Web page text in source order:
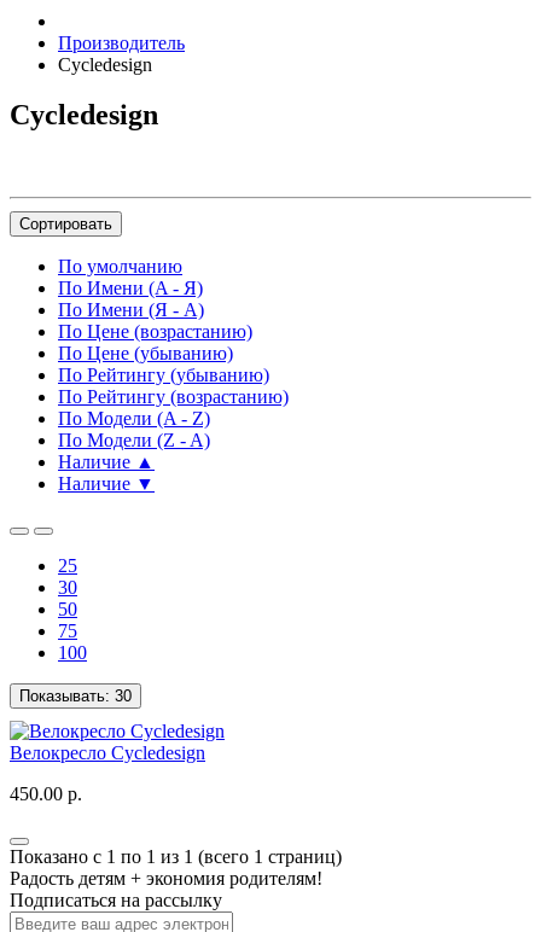
Производитель
Cycledesign
Cycledesign
Сортировать
По умолчанию
По Имени (A - Я)
По Имени (Я - A)
По Цене (возрастанию)
По Цене (убыванию)
По Рейтингу (убыванию)
По Рейтингу (возрастанию)
По Модели (A - Z)
По Модели (Z - A)
Наличие ▲
Наличие ▼
25
30
50
75
100
Показывать: 30
Велокресло Cycledesign
450.00 р.
Показано с 1 по 1 из 1 (всего 1 страниц)
Радость детям + экономия родителям!
Подписаться на рассылку